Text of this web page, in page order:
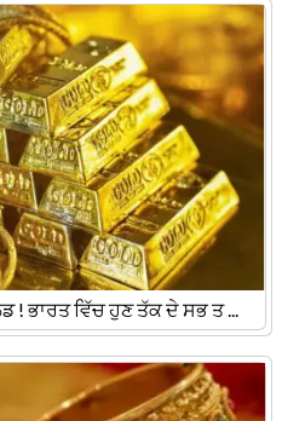
! ਭਾਰਤ ਵਿੱਚ ਹੁਣ ਤੱਕ ਦੇ ਸਭ ਤ ...